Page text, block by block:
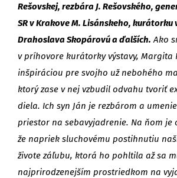
Rešovskej, rezbára J. Rešovského,
SR v Krakove M. Lisánskeho, kurátorku
Drahoslava Skopárovú a ďalších. Ako
v príhovore kurátorky výstavy, Margita
inšpiráciou pre svojho už nebohého
ktorý zase v nej vzbudil odvahu tvoriť
diela. Ich syn Ján je rezbárom a
priestor na sebavyjadrenie. Na ňom je
že napriek sluchovému postihnutiu
živote záľubu, ktorá ho pohltila až sa
najprirodzenejším prostriedkom na